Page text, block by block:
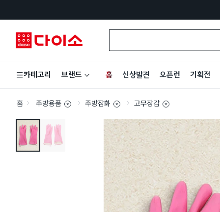
카테고리 브랜드 홈 신상발견 오픈런 기획전
홈 주방용품 주방잡화 고무장갑